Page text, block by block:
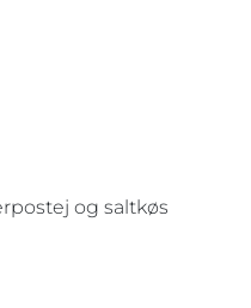
og saltkøs